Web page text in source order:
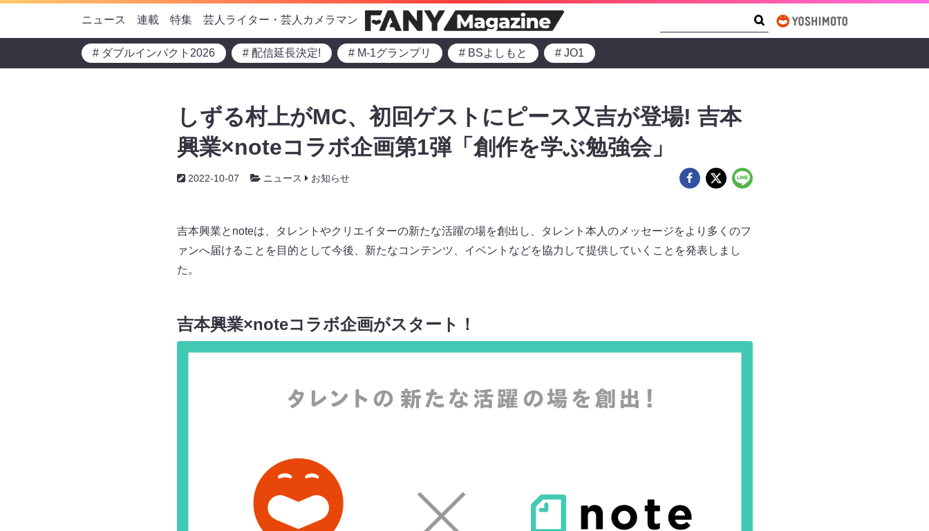
ニュース 連載 特集 芸人ライター・芸人カメラマン
# ダブルインパクト2026 # 配信延長決定! # M-1グランプリ # BSよしもと # JO1
しずる村上がMC、初回ゲストにピース又吉が登場! 吉本
興業×noteコラボ企画第1弾「創作を学ぶ勉強会」
2022-10-07 ニュース お知らせ
吉本興業とnoteは、タレントやクリエイターの新たな活躍の場を創出し、タレント本人のメッセージをより多くのフ
ァンへ届けることを目的として今後、新たなコンテンツ、イベントなどを協力して提供していくことを発表しまし
た。
吉本興業×noteコラボ企画がスタート！